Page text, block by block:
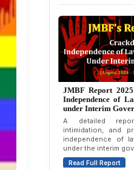
Human
JMBF
JMBF Report
Independence of
under Interim
A detailed
intimidation, and
independence of
under the interim
Read Full Report
Annual Report
Lawyers in
December 2022)
An annual overview
of violence,
lawyers in
December 2022.
Read Full Report